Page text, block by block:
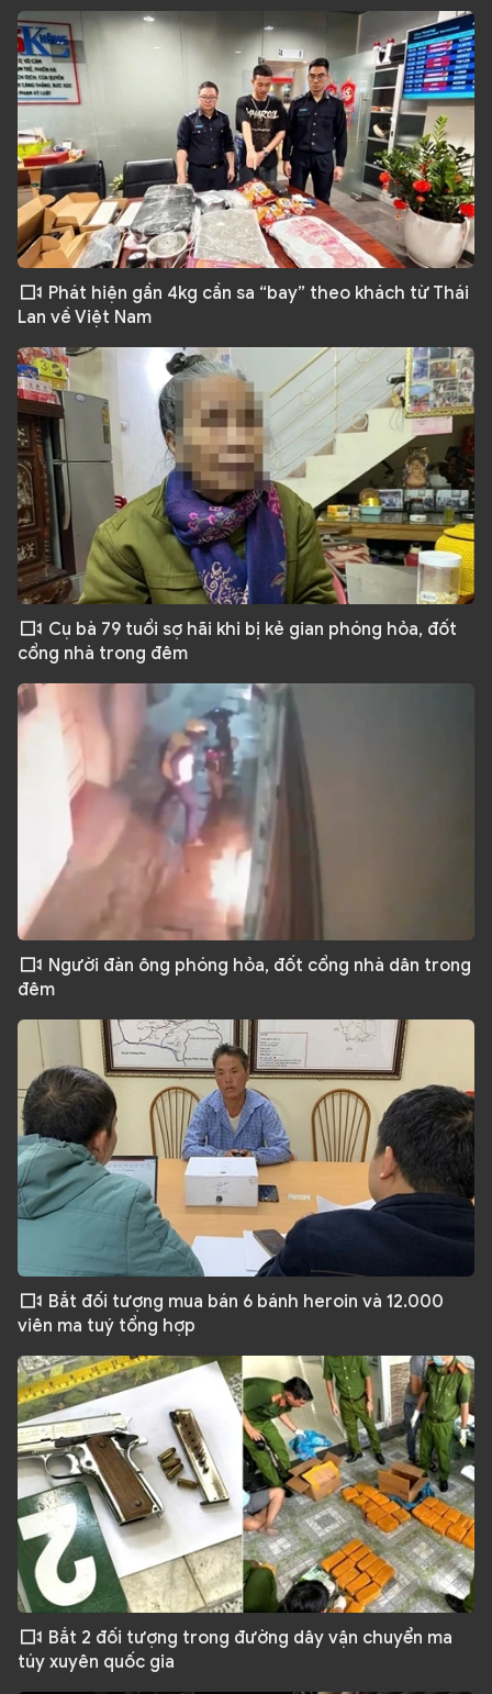
Phát hiện gần 4kg cần sa “bay” theo khách từ Thái
Lan về Việt Nam
Cụ bà 79 tuổi sợ hãi khi bị kẻ gian phóng hỏa, đốt
cổng nhà trong đêm
Người đàn ông phóng hỏa, đốt cổng nhà dân trong
đêm
Bắt đối tượng mua bán 6 bánh heroin và 12.000
viên ma tuý tổng hợp
Bắt 2 đối tượng trong đường dây vận chuyển ma
túy xuyên quốc gia